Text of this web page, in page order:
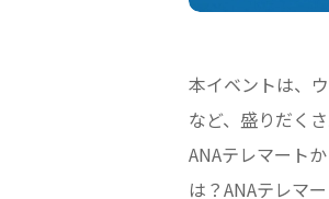
本イベントは、
など、盛りだく
ANAテレマート
は？ANAテレマ